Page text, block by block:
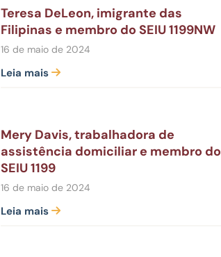
Teresa DeLeon, imigrante das
Filipinas e membro do SEIU 1199NW
16 de maio de 2024
Leia mais
Mery Davis, trabalhadora de
assistência domiciliar e membro do
SEIU 1199
16 de maio de 2024
Leia mais